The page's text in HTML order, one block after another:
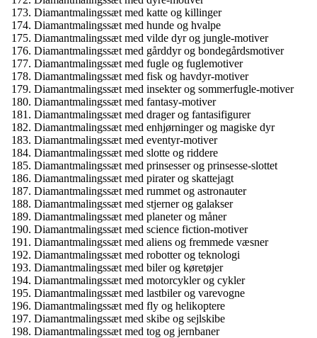
Diamantmalingssæt med katte og killinger
Diamantmalingssæt med hunde og hvalpe
Diamantmalingssæt med vilde dyr og jungle-motiver
Diamantmalingssæt med gårddyr og bondegårdsmotiver
Diamantmalingssæt med fugle og fuglemotiver
Diamantmalingssæt med fisk og havdyr-motiver
Diamantmalingssæt med insekter og sommerfugle-motiver
Diamantmalingssæt med fantasy-motiver
Diamantmalingssæt med drager og fantasifigurer
Diamantmalingssæt med enhjørninger og magiske dyr
Diamantmalingssæt med eventyr-motiver
Diamantmalingssæt med slotte og riddere
Diamantmalingssæt med prinsesser og prinsesse-slottet
Diamantmalingssæt med pirater og skattejagt
Diamantmalingssæt med rummet og astronauter
Diamantmalingssæt med stjerner og galakser
Diamantmalingssæt med planeter og måner
Diamantmalingssæt med science fiction-motiver
Diamantmalingssæt med aliens og fremmede væsner
Diamantmalingssæt med robotter og teknologi
Diamantmalingssæt med biler og køretøjer
Diamantmalingssæt med motorcykler og cykler
Diamantmalingssæt med lastbiler og varevogne
Diamantmalingssæt med fly og helikoptere
Diamantmalingssæt med skibe og sejlskibe
Diamantmalingssæt med tog og jernbaner